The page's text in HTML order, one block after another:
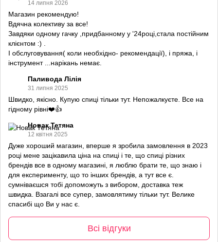
14 липня 2026
Магазин рекомендую!
Вдячна колективу за все!
Завдяки одному гачку ,придбанному у '24році,стала постійним
клієнтом :) .
І обслуговування( коли необхідно- рекомендації), і пряжа, і
інструмент ...нарікань немає.
Паливода Лілія
31 липня 2025
Швидко, якісно. Купую спиці тільки тут. Непожалкуєте. Все на
гідному рівні❤️👍
Новак Тетяна
12 квітня 2025
Дуже хороший магазин, вперше я зробила замовлення в 2023
році мене зацікавила ціна на спиці і те, що спиці різних
брендів все в одному магазині, я люблю брати те, що знаю і
для експерименту, що то інших брендів, а тут все є.
сумніваєшся тобі допоможуть з вибором, доставка теж
швидка. Взагалі все супер, замовлятиму тільки тут. Велике
спасибі що Ви у нас є.
Всі відгуки